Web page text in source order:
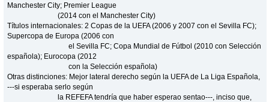
Manchester City; Premier League
(2014 con el Manchester City)
Títulos internacionales: 2 Copas de la UEFA (2006 y 2007 con el Sevilla FC);
Supercopa de Europa (2006 con
el Sevilla FC; Copa Mundial de Fútbol (2010 con Selección
española); Eurocopa (2012
con la Selección española)
Otras distinciones: Mejor lateral derecho según la UEFA de La Liga Española,
---si esperaba serlo según
la REFEFA tendría que haber esperao sentao---, inciso que,